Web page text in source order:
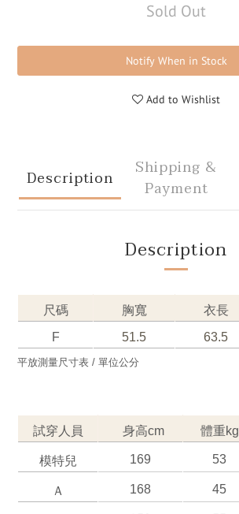
Sold Out
Notify When in Stock
Add to Wishlist
Description
Shipping &
Payment
Description
尺碼 胸寬 衣長
F
51.5 63.5
平放測量尺寸表 / 單位公分
試穿人員 身高cm 體重kg
模特兒 169 53
Ａ 168 45